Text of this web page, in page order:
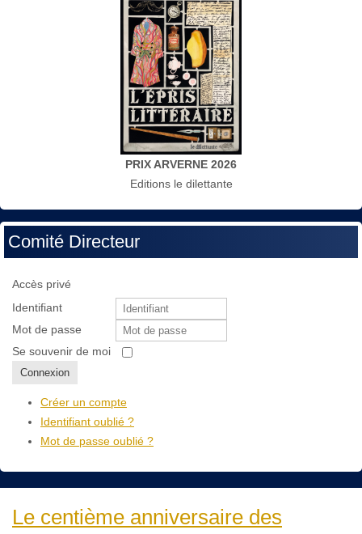
PRIX ARVERNE 2026
Editions le dilettante
Comité Directeur
Accès privé
Identifiant
Mot de passe
Se souvenir de moi
Connexion
Créer un compte
Identifiant oublié ?
Mot de passe oublié ?
Le centième anniversaire des